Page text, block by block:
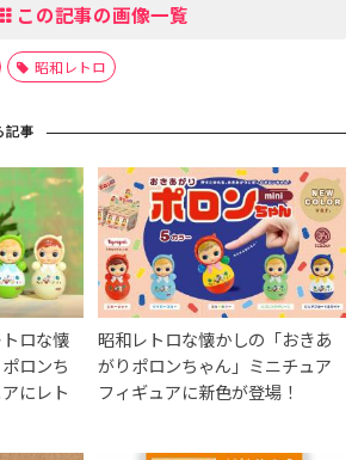
この記事の画像一覧
昭和レトロ
記事
ロな懐
ロンち
にレト
昭和レトロな懐かしの「おきあ
がりポロンちゃん」ミニチュア
フィギュアに新色が登場！